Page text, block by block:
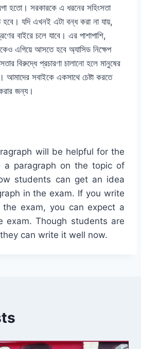
হতো। সরকারকে এ ধরনের সহিংসতা
হবে। যদি এখনই এটা বন্ধ করা না যায়,
বাইরে চলে যাবে। এর পাশাপাশি,
এগিয়ে আসতে হবে অ্যাসিড নিক্ষেপ
বিরুদ্ধে প্রচারণা চালানো হলে মানুষের
আমাদের সবাইকে একসাথে চেষ্টা করতে
জন্য।
will be helpful for the
a paragraph on the topic of
students can get an idea
in the exam. If you write
exam, you can expect a
exam. Though students are
can write it well now.